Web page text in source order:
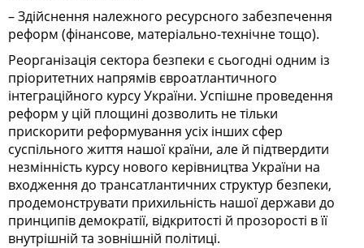
– Здійснення належного ресурсного забезпечення
реформ (фінансове, матеріально-технічне тощо).
Реорганізація сектора безпеки є сьогодні одним із
пріоритетних напрямів євроатлантичного
інтеграційного курсу України. Успішне проведення
реформ у цій площині дозволить не тільки
прискорити реформування усіх інших сфер
суспільного життя нашої країни, але й підтвердити
незмінність курсу нового керівництва України на
входження до трансатлантичних структур безпеки,
продемонструвати прихильність нашої держави до
принципів демократії, відкритості й прозорості в її
внутрішній та зовнішній політиці.